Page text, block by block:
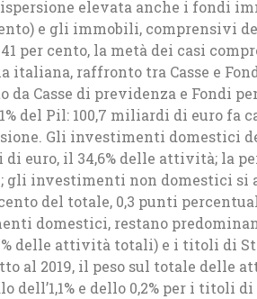
elevata anche i fondi
e gli immobili, comprensivi
per cento, la metà dei casi
italiana, raffronto tra Casse e
Casse di previdenza e Fondi
del Pil: 100,7 miliardi di euro fa
Gli investimenti domestici
di euro, il 34,6% delle attività; la
gli investimenti non domestici si
del totale, 0,3 punti
domestici, restano
delle attività totali) e i titoli di
al 2019, il peso sul totale delle
dell’1,1% e dello 0,2% per i titoli